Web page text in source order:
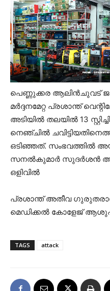
പെണ്ണുക്കര ആലിൻചുവട്
മർദ്ദനമേറ്റ പ്രശാന്ത്
അടിയിൽ തലയിൽ 13
നെഞ്ചിൽ
ഒടിഞ്ഞത്. സംഭവത്തിൽ
സനൽകുമാർ സുദർശൻ
ഒളിവിൽ
പ്രശാന്ത് അതീവ
മെഡിക്കൽ കോളേജ്
TAGS attack